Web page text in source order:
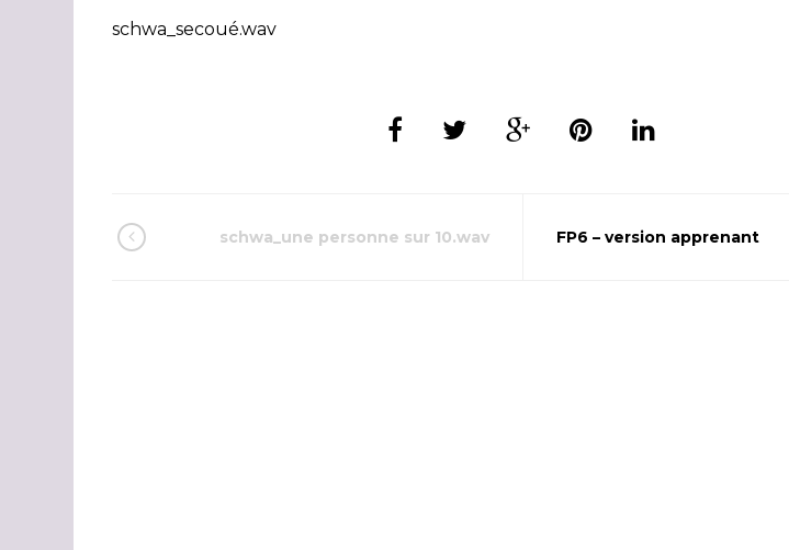
schwa_secoué.wav
schwa_une personne sur 10.wav FP6 – version apprenant